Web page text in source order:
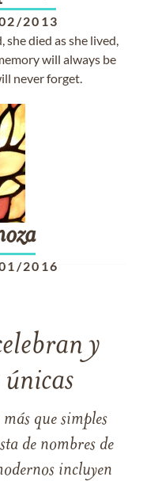
2013
died as she lived,
will always be
never forget.
2016
y
que simples
de nombres de
incluyen